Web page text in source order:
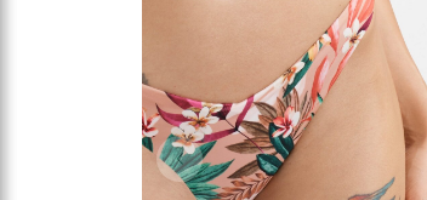
Previous